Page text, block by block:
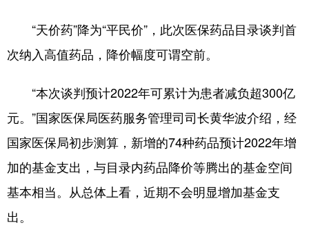
辽宁 吉林 上海 江苏
山东 河南 湖北 湖南
广东 广西 海南 重庆
四川 贵州 云南
“天价药”降为“平民价”，此次医保药品目录谈判首
次纳入高值药品，降价幅度可谓空前。
“本次谈判预计2022年可累计为患者减负超300亿
元。”国家医保局医药服务管理司司长黄华波介绍，经
国家医保局初步测算，新增的74种药品预计2022年增
加的基金支出，与目录内药品降价等腾出的基金空间
基本相当。从总体上看，近期不会明显增加基金支
出。